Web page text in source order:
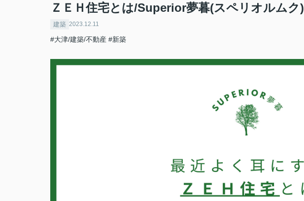
ＺＥＨ住宅とは/Superior夢暮(スペリオルムク)
建築 2023.12.11
#大津/建築/不動産 #新築